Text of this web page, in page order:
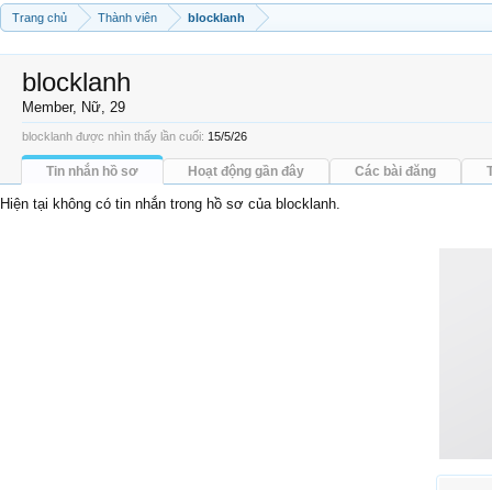
Trang chủ Thành viên blocklanh
blocklanh
Member, Nữ, 29
blocklanh được nhìn thấy lần cuối: 15/5/26
Tin nhắn hồ sơ Hoạt động gần đây Các bài đăng
Hiện tại không có tin nhắn trong hồ sơ của blocklanh.